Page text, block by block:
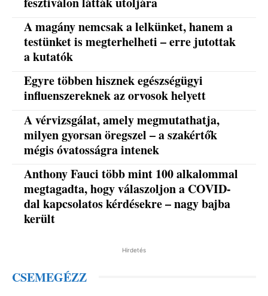
A magány nemcsak a lelkünket, hanem a
testünket is megterhelheti – erre jutottak
a kutatók
Egyre többen hisznek egészségügyi
influenszereknek az orvosok helyett
A vérvizsgálat, amely megmutathatja,
milyen gyorsan öregszel – a szakértők
mégis óvatosságra intenek
Anthony Fauci több mint 100 alkalommal
megtagadta, hogy válaszoljon a COVID-
dal kapcsolatos kérdésekre – nagy bajba
került
Hirdetés
CSEMEGÉZZ